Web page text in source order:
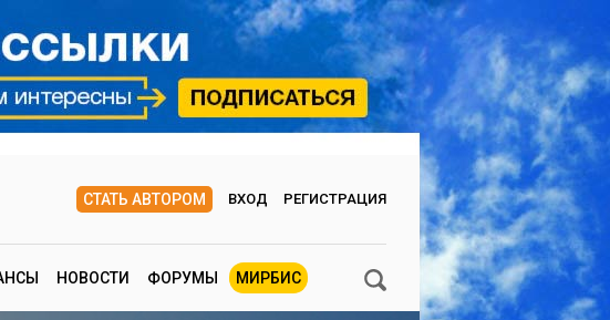
СТАТЬ АВТОРОМ ВХОД РЕГИСТРАЦИЯ
НОВОСТИ ФОРУМЫ МИРБИС